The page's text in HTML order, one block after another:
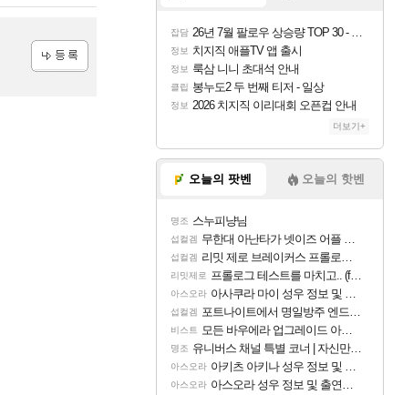
잡담 26년 7월 팔로우 상승량 TOP 30 - 월간 치지직
정보 치지직 애플TV 앱 출시
정보 룩삼 니니 초대석 안내
클립 봉누도2 두 번째 티저 - 일상
정보 2026 치지직 이리대회 오픈컵 안내
더보기+
오늘의 팟벤 오늘의 핫벤
명조 스누피냥님
섭컬겜 무한대 아난타가 넷이즈 어플 달력에 일정 등록
섭컬겜 리밋 제로 브레이커스 프롤로그 테스트 후기 영상 업로드
리밋제로 프롤로그 테스트를 마치고.. (feat. 리아)
아스오라 아사쿠라 마이 성우 정보 및 주요 필모
섭컬겜 포트나이트에서 명일방주 엔드필드 [펠리카] 판매 예정
비스트 모든 바우에라 업그레이드 아이템 획득 위치 공략 (89개)
명조 유니버스 채널 특별 코너 | 자신만의 스타일
아스오라 아키츠 아키나 성우 정보 및 주요 필모
아스오라 아스오라 성우 정보 및 출연작 모음